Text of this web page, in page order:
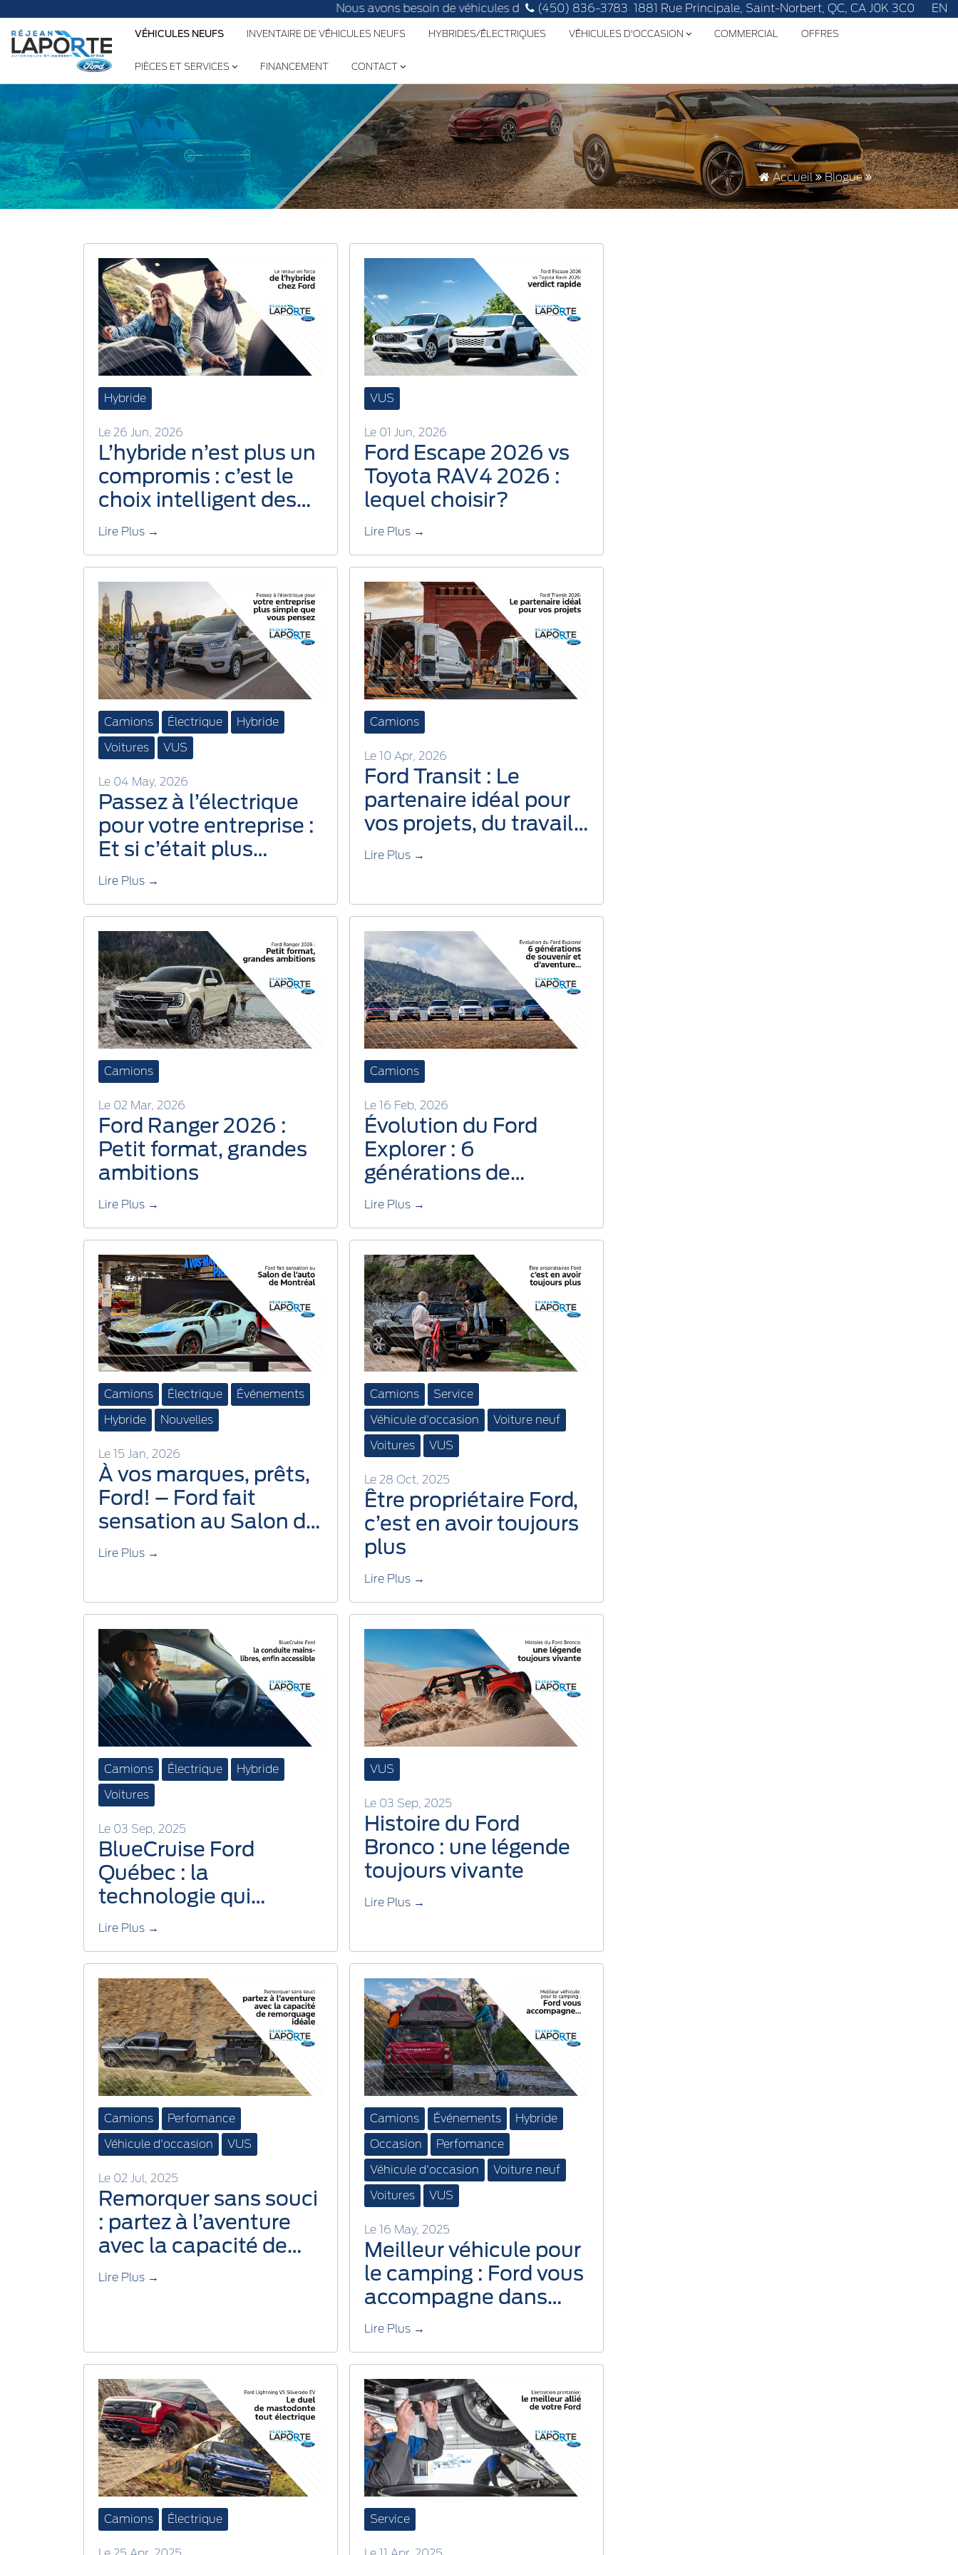
Nous avons besoin de véhicules d'occasion, faites évaluer le vôtre!
(450) 836-3783 1881 Rue Principale, Saint-Norbert, QC, CA J0K 3C0 EN
VÉHICULES NEUFS INVENTAIRE DE VÉHICULES NEUFS HYBRIDES/ÉLECTRIQUES VÉHICULES D'OCCASION COMMERCIAL OFFRES
PIÈCES ET SERVICES FINANCEMENT CONTACT
Accueil Blogue
Hybride
Le 26 Jun, 2026
L’hybride n’est plus un
compromis : c’est le
choix intelligent des
conducteurs qui
Lire Plus →
VUS
Le 01 Jun, 2026
Ford Escape 2026 vs
Toyota RAV4 2026 :
lequel choisir?
Lire Plus →
Camions Électrique
Hybride
Voitures
VUS
Le 04 May, 2026
Passez à l’électrique
pour votre entreprise :
Et si c’était plus
simple que vous ne le
Lire Plus →
Camions
Le 10 Apr, 2026
Ford Transit : Le
partenaire idéal pour
vos projets, du travail
aux escapades en
Lire Plus →
Camions
Le 02 Mar, 2026
Ford Ranger 2026 :
Petit format, grandes
ambitions
Lire Plus →
Camions
Le 16 Feb, 2026
Évolution du Ford
Explorer : 6
générations de
souvenirs, d’aventures
québécoises
Lire Plus →
Camions Électrique
Événements
Hybride
Nouvelles
Le 15 Jan, 2026
À vos marques, prêts,
Ford! – Ford fait
sensation au Salon de
l’auto de Montréal
Lire Plus →
Camions
Service
Véhicule d'occasion
Voiture neuf
Voitures
VUS
Le 28 Oct, 2025
Être propriétaire Ford,
c’est en avoir toujours
plus
Lire Plus →
Camions Électrique
Hybride
Voitures
Le 03 Sep, 2025
BlueCruise Ford
Québec : la
technologie qui
transforme vos trajets
Lire Plus →
VUS
Le 03 Sep, 2025
Histoire du Ford
Bronco : une légende
toujours vivante
Lire Plus →
Camions
Perfomance
Véhicule d'occasion
VUS
Le 02 Jul, 2025
Remorquer sans souci
: partez à l’aventure
avec la capacité de
remorquage idéale
Lire Plus →
Camions Événements
Hybride
Occasion
Perfomance
Véhicule d'occasion
Voiture neuf
Voitures
VUS
Le 16 May, 2025
Meilleur véhicule pour
le camping : Ford vous
accompagne dans
toutes vos aventures
Lire Plus →
Camions Électrique Service